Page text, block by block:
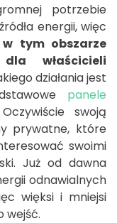
potrzebie
energii, więc
w tym obszarze
właścicieli
działania jest
panele
swoją
prywatne, które
swoimi
Już od dawna
odnawialnych
więksi i mniejsi
wejść.